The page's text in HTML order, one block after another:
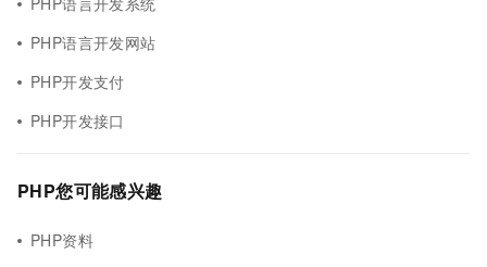
PHP语言开发网站
PHP开发支付
PHP开发接口
PHP您可能感兴趣
PHP资料